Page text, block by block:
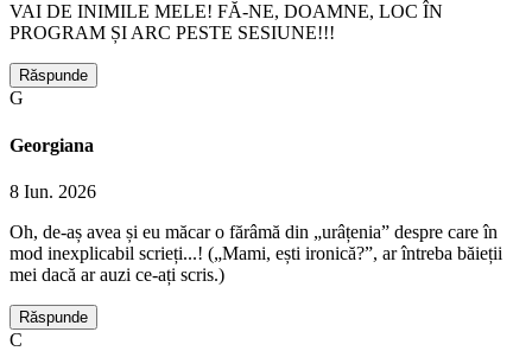
VAI DE INIMILE MELE! FĂ-NE, DOAMNE, LOC ÎN
PROGRAM ȘI ARC PESTE SESIUNE!!!
Răspunde
G
Georgiana
8 Iun. 2026
Oh, de-aș avea și eu măcar o fărâmă din „urâțenia” despre care în
mod inexplicabil scrieți...! („Mami, ești ironică?”, ar întreba băieții
mei dacă ar auzi ce-ați scris.)
Răspunde
C